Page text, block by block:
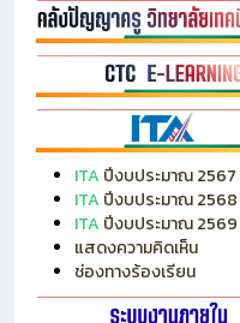
ITA ปีงบประมาณ 2567
ITA ปีงบประมาณ 2568
ITA ปีงบประมาณ 2569
แสดงความคิดเห็น
ช่องทางร้องเรียน